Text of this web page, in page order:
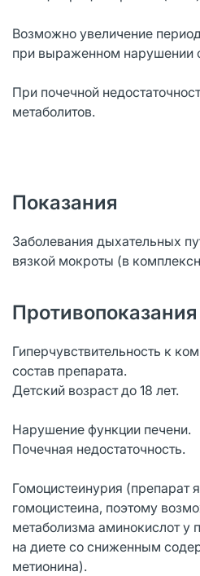
Возможно увеличение
при выраженном нарушении
При почечной
метаболитов.
Показания
Заболевания дыхательных
вязкой мокроты (в
Противопоказания
Гиперчувствительность к
состав препарата.
Детский возраст до 18 лет.
Нарушение функции печени.
Почечная недостаточность.
Гомоцистеинурия (препарат
гомоцистеина, поэтому
метаболизма аминокислот у
на диете со сниженным
метионина).